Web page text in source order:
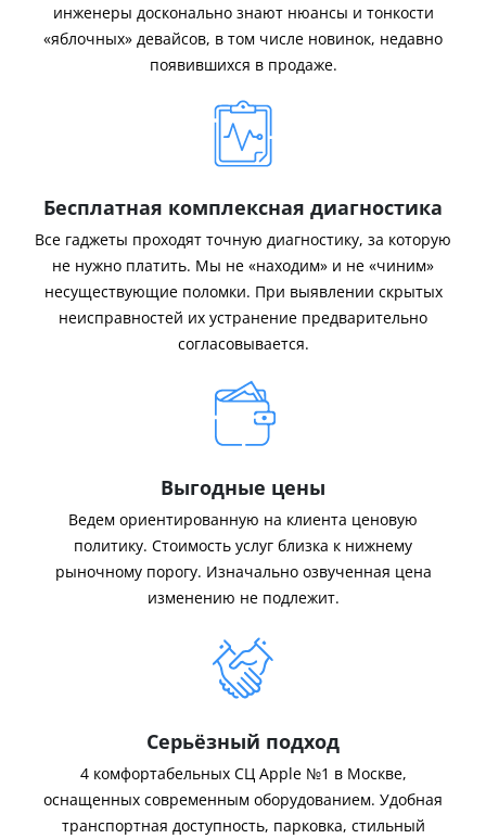
инженеры досконально знают нюансы и тонкости
«яблочных» девайсов, в том числе новинок, недавно
появившихся в продаже.
Бесплатная комплексная диагностика
Все гаджеты проходят точную диагностику, за которую
не нужно платить. Мы не «находим» и не «чиним»
несуществующие поломки. При выявлении скрытых
неисправностей их устранение предварительно
согласовывается.
Выгодные цены
Ведем ориентированную на клиента ценовую
политику. Стоимость услуг близка к нижнему
рыночному порогу. Изначально озвученная цена
изменению не подлежит.
Серьёзный подход
4 комфортабельных СЦ Apple №1 в Москве,
оснащенных современным оборудованием. Удобная
транспортная доступность, парковка, стильный